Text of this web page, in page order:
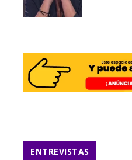
ENTREVISTAS